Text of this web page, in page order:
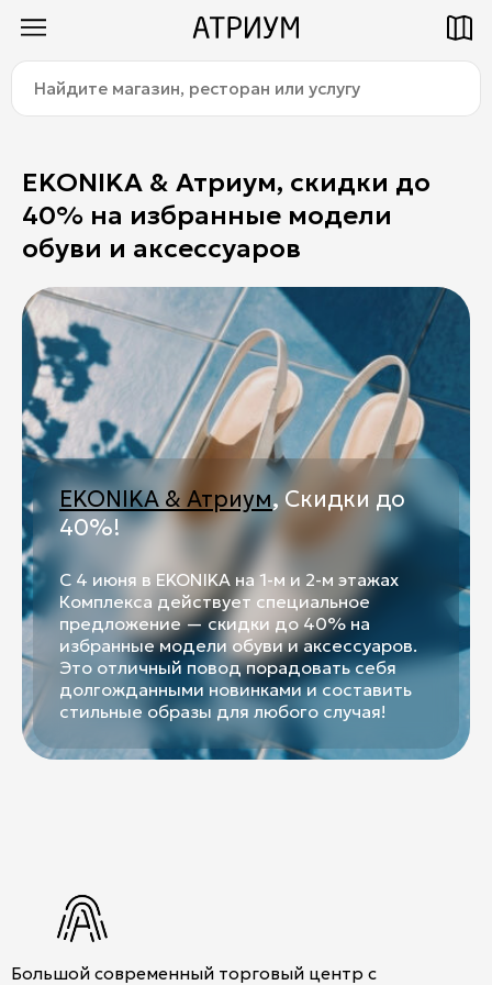
Как добраться Паркинг
Магазины
Услуги
Детям
О торговом центре
Контакты
Ваканcии
Заявка на аренду
Рекламные услуги
Контакты
+7 (495) 970-15-55
Вконтакте
Найдите
магазин,
ресторан
EKONIKA & Атриум, скидки до
40% на избранные модели
обуви и аксессуаров
EKONIKA & Атриум, Скидки до
40%!
С 4 июня в EKONIKA на 1-м и 2-м этажах
Комплекса действует специальное
предложение — скидки до 40% на
избранные модели обуви и аксессуаров.
Это отличный повод порадовать себя
долгожданными новинками и составить
стильные образы для любого случая!
Большой современный торговый центр с
Title